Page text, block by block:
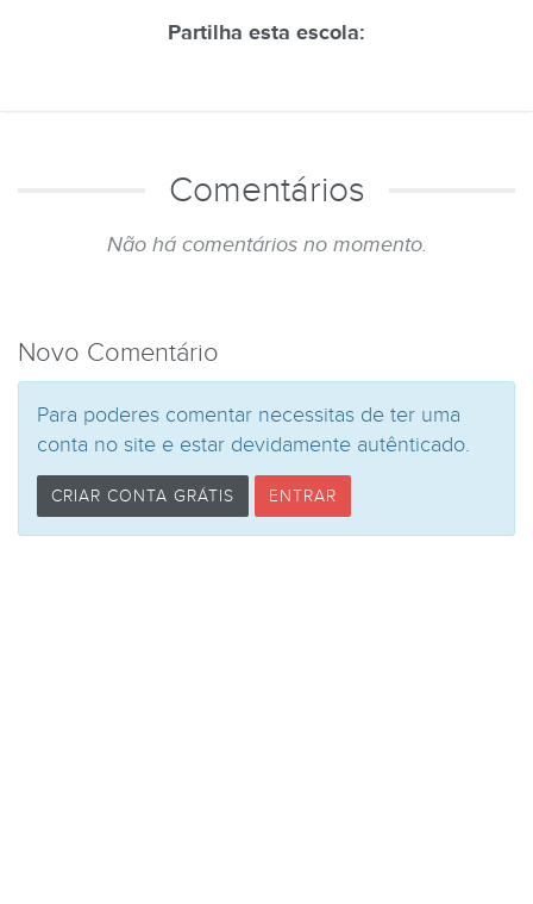
Partilha esta escola:
Comentários
Não há comentários no momento.
Novo Comentário
Para poderes comentar necessitas de ter uma
conta no site e estar devidamente autênticado.
CRIAR CONTA GRÁTIS ENTRAR